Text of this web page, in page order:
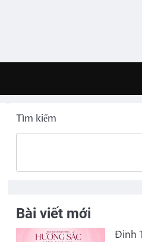
Tìm kiếm
Bài viết mới
Đinh